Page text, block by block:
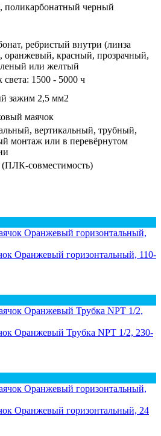
поликарбонатный черный
ребристый внутри (линза
оранжевый, красный, прозрачный,
или желтый
1500 - 5000 ч
зажим 2,5 мм2
маячок
вертикальный, трубный,
монтаж или в перевёрнутом
(ПЛК-совместимость)
Оранжевый горизонтальный, 110-
Оранжевый Трубка NPT 1/2, 230-
Оранжевый горизонтальный, 24